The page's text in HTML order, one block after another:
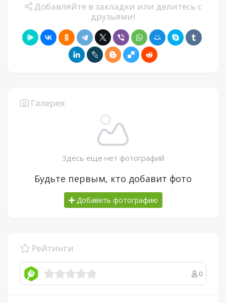
Добавляйте в закладки или делитесь с
друзьями!
Галерея
Здесь еще нет фотографий
Будьте первым, кто добавит фото
Добавить фотографию
Рейтинги
0